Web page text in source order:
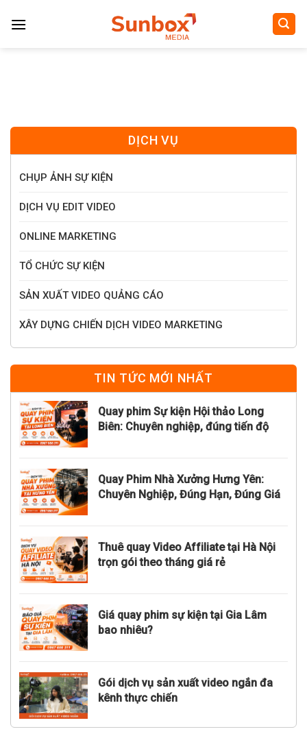
DỊCH VỤ
CHỤP ẢNH SỰ KIỆN
DỊCH VỤ EDIT VIDEO
ONLINE MARKETING
TỔ CHỨC SỰ KIỆN
SẢN XUẤT VIDEO QUẢNG CÁO
XÂY DỰNG CHIẾN DỊCH VIDEO MARKETING
TIN TỨC MỚI NHẤT
Quay phim Sự kiện Hội thảo Long
Biên: Chuyên nghiệp, đúng tiến độ
Quay Phim Nhà Xưởng Hưng Yên:
Chuyên Nghiệp, Đúng Hạn, Đúng Giá
Thuê quay Video Affiliate tại Hà Nội
trọn gói theo tháng giá rẻ
Giá quay phim sự kiện tại Gia Lâm
bao nhiêu?
Gói dịch vụ sản xuất video ngắn đa
kênh thực chiến